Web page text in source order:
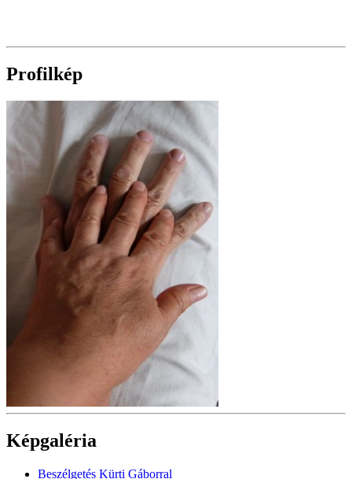
Profilkép
Képgaléria
Beszélgetés Kürti Gáborral